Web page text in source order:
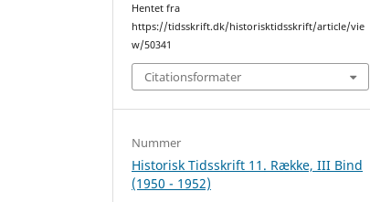
Hentet fra
https://tidsskrift.dk/historisktidsskrift/article/vie
w/50341
Citationsformater
Nummer
Historisk Tidsskrift 11. Række, III Bind
(1950 - 1952)